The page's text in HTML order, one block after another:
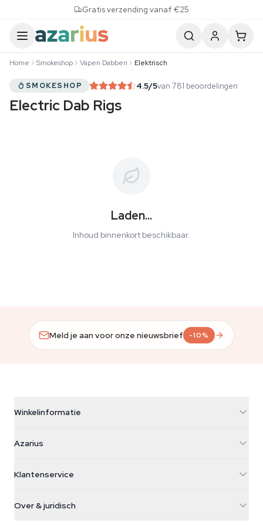
Gratis verzending vanaf €25
Home Smokeshop Vapen Dabben Elektrisch
SMOKESHOP 4.5/5van 781 beoordelingen
Electric Dab Rigs
Laden...
Inhoud binnenkort beschikbaar.
Meld je aan voor onze nieuwsbrief -10%
Winkelinformatie
Galvaniweg 11
Nederland
+31(0)204897914
Azarius
Smokeshop
Klantenservice
Retourbeleid
Over & juridisch